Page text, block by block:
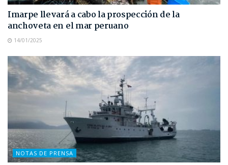
Imarpe llevará a cabo la prospección de la
anchoveta en el mar peruano
14/01/2025
NOTAS DE PRENSA